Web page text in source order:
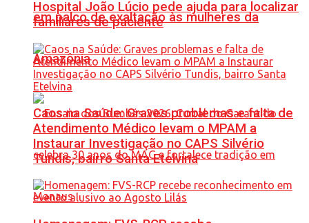
em palco de exaltação às mulheres da
Amazônia
Hospital João Lúcio pede ajuda para localizar
familiares de paciente
Caos na Saúde: Graves problemas e falta de
Atendimento Médico levam o MPAM a
Instaurar Investigação no CAPS Silvério
Tundis, bairro Santa Etelvina